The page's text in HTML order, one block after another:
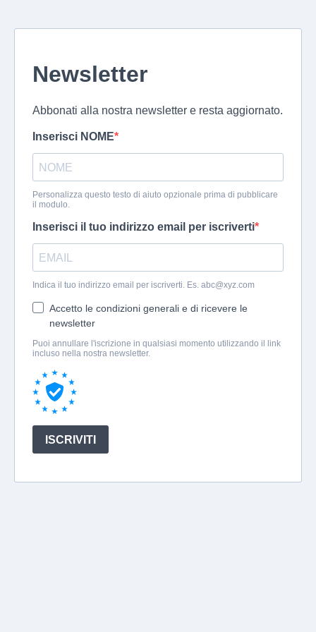
Newsletter
Abbonati alla nostra newsletter e resta aggiornato.
Inserisci NOME
Personalizza questo testo di aiuto opzionale prima di pubblicare
il modulo.
Inserisci il tuo indirizzo email per iscriverti
Indica il tuo indirizzo email per iscriverti. Es. abc@xyz.com
Accetto le condizioni generali e di ricevere le
newsletter
Puoi annullare l'iscrizione in qualsiasi momento utilizzando il link
incluso nella nostra newsletter.
ISCRIVITI